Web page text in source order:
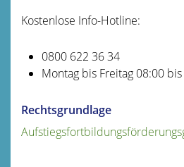
Kostenlose Info-Hotline:
0800 622 36 34
Montag bis Freitag 08:00
Rechtsgrundlage